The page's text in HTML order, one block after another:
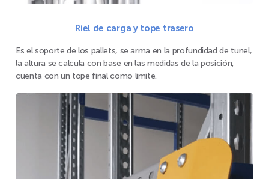
Riel de carga y tope trasero
Es el soporte de los pallets, se arma en la profundidad de tunel,
la altura se calcula con base en las medidas de la posición,
cuenta con un tope final como límite.